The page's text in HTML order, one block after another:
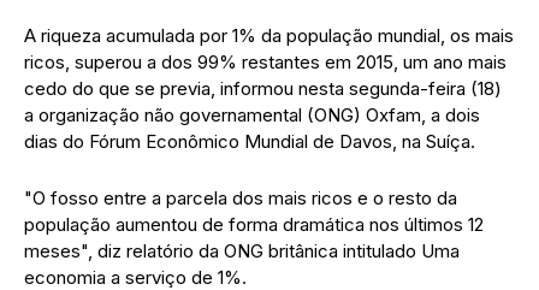
A riqueza acumulada por 1% da população mundial, os mais
ricos, superou a dos 99% restantes em 2015, um ano mais
cedo do que se previa, informou nesta segunda-feira (18)
a organização não governamental (ONG) Oxfam, a dois
dias do Fórum Econômico Mundial de Davos, na Suíça.
"O fosso entre a parcela dos mais ricos e o resto da
população aumentou de forma dramática nos últimos 12
meses", diz relatório da ONG britânica intitulado Uma
economia a serviço de 1%.